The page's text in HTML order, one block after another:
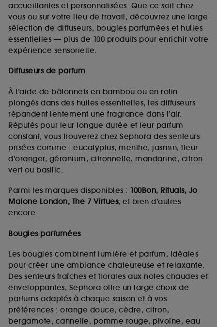
accueillantes et personnalisées. Que ce soit chez
vous ou sur votre lieu de travail, découvrez une large
sélection de diffuseurs, bougies parfumées et huiles
essentielles — plus de 100 produits pour enrichir votre
expérience sensorielle.
Diffuseurs de parfum
À l’aide de bâtonnets en bambou ou en rotin
plongés dans des huiles essentielles, les diffuseurs
répandent lentement une fragrance dans l’air.
Réputés pour leur longue durée et leur parfum
constant, vous trouverez chez Sephora des senteurs
prisées comme : eucalyptus, menthe, jasmin, fleur
d’oranger, géranium, citronnelle, mandarine, citron
vert ou basilic.
Parmi les marques disponibles : 100Bon, Rituals, Jo
Malone London, The 7 Virtues, et bien d’autres
encore.
Bougies parfumées
Les bougies combinent lumière et parfum, idéales
pour créer une ambiance chaleureuse et relaxante.
Des senteurs fraîches et florales aux notes chaudes et
enveloppantes, Sephora offre un large choix de
parfums adaptés à chaque saison et à vos
préférences : orange douce, cèdre, citron,
bergamote, cannelle, pomme rouge, pivoine, eau